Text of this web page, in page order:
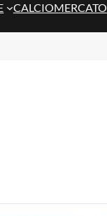
CALCIOMERCATO